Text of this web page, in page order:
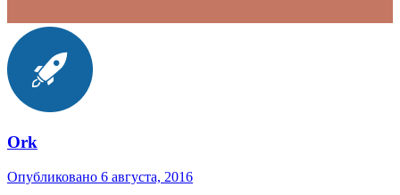
Ork
Опубликовано 6 августа, 2016